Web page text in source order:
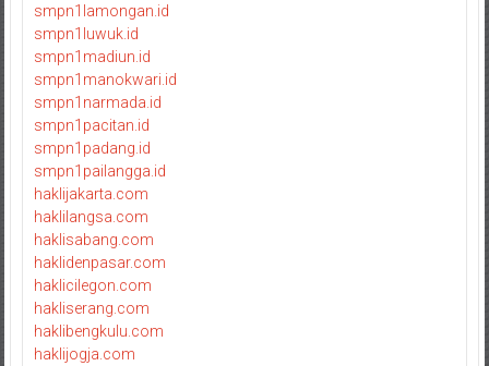
smpn1lamongan.id
smpn1luwuk.id
smpn1madiun.id
smpn1manokwari.id
smpn1narmada.id
smpn1pacitan.id
smpn1padang.id
smpn1pailangga.id
haklijakarta.com
haklilangsa.com
haklisabang.com
haklidenpasar.com
haklicilegon.com
hakliserang.com
haklibengkulu.com
haklijogja.com